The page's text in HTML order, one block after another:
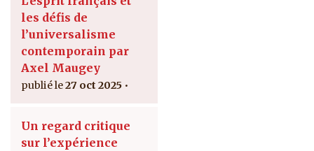
les défis de
l’universalisme
contemporain par
Axel Maugey
27 oct 2025
Un regard critique
sur l’expérience